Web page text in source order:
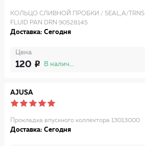
КОЛЬЦО СЛИВНОЙ ПРОБКИ / SEAL,A/TRNS
FLUID PAN DRN 90528145
Доставка: Сегодня
Цена
120 В наличии
AJUSA
Прокладка впускного коллектора 13013000
Доставка: Сегодня